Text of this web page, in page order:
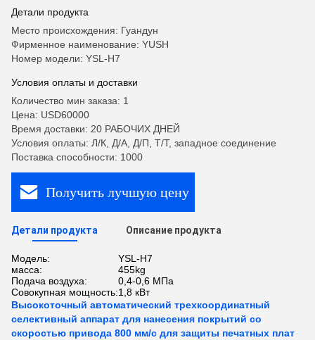
плат
Детали продукта
Место происхождения: Гуандун
Фирменное наименование: YUSH
Номер модели: YSL-H7
Условия оплаты и доставки
Количество мин заказа: 1
Цена: USD60000
Время доставки: 20 РАБОЧИХ ДНЕЙ
Условия оплаты: Л/К, Д/А, Д/П, Т/Т, западное соединение
Поставка способности: 1000
Получить лучшую цену
Детали продукта Описание продукта
Модель:
YSL-H7
масса:
455kg
Подача воздуха:
0,4-0,6 МПа
Совокупная мощность:1,8 кВт
Высокоточный автоматический трехкоординатный
селективный аппарат для нанесения покрытий со
скоростью привода 800 мм/с для защиты печатных плат